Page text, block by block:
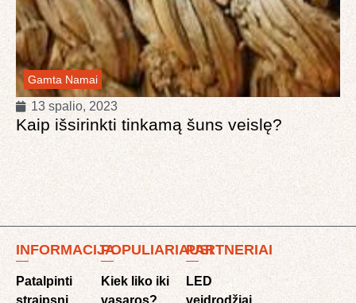
Gamta Namai
13 spalio, 2023
Kaip išsirinkti tinkamą šuns veislę?
INFORMACIJA
Patalpinti
straipsnį
POPULIARIAUSI
Kiek liko iki
vasaros?
PARTNERIAI
LED
veidrodžiai